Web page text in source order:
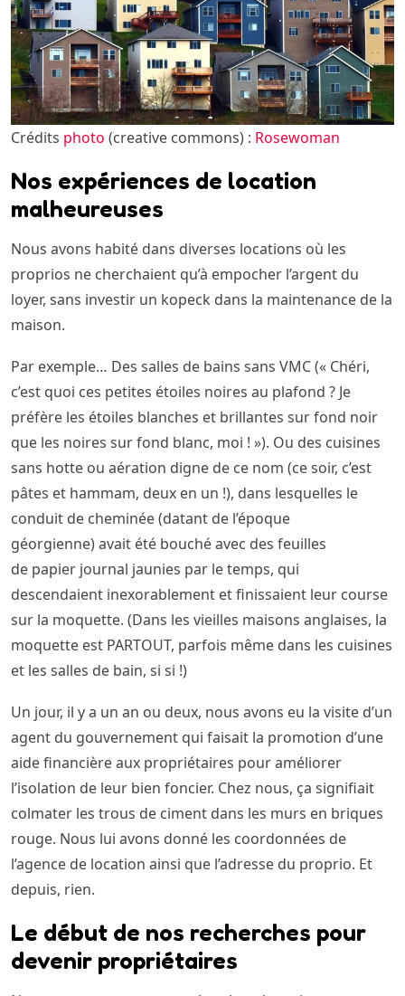
Crédits photo (creative commons) : Rosewoman
Nos expériences de location
malheureuses
Nous avons habité dans diverses locations où les
proprios ne cherchaient qu’à empocher l’argent du
loyer, sans investir un kopeck dans la maintenance de la
maison.
Par exemple… Des salles de bains sans VMC (« Chéri,
c’est quoi ces petites étoiles noires au plafond ? Je
préfère les étoiles blanches et brillantes sur fond noir
que les noires sur fond blanc, moi ! »). Ou des cuisines
sans hotte ou aération digne de ce nom (ce soir, c’est
pâtes et hammam, deux en un !), dans lesquelles le
conduit de cheminée (datant de l’époque
géorgienne) avait été bouché avec des feuilles
de papier journal jaunies par le temps, qui
descendaient inexorablement et finissaient leur course
sur la moquette. (Dans les vieilles maisons anglaises, la
moquette est PARTOUT, parfois même dans les cuisines
et les salles de bain, si si !)
Un jour, il y a un an ou deux, nous avons eu la visite d’un
agent du gouvernement qui faisait la promotion d’une
aide financière aux propriétaires pour améliorer
l’isolation de leur bien foncier. Chez nous, ça signifiait
colmater les trous de ciment dans les murs en briques
rouge. Nous lui avons donné les coordonnées de
l’agence de location ainsi que l’adresse du proprio. Et
depuis, rien.
Le début de nos recherches pour
devenir propriétaires